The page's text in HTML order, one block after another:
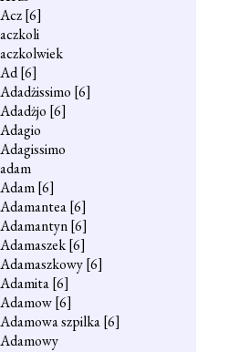
Acz[6]
aczkoli
aczkolwiek
Ad[6]
Adadżissimo [6]
Adadżjo [6]
Adagio
Adagissimo
adam
Adam[6]
Adamantea[6]
Adamantyn[6]
Adamaszek[6]
Adamaszkowy[6]
Adamita[6]
Adamow[6]
Adamowa szpilka[6]
Adamowy